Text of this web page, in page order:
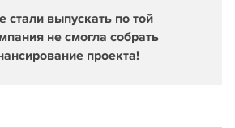
стали выпускать по той
не смогла собрать
проекта!